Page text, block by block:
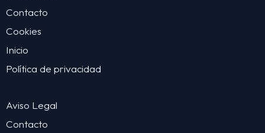
Contacto
Cookies
Inicio
Política de privacidad
Aviso Legal
Contacto